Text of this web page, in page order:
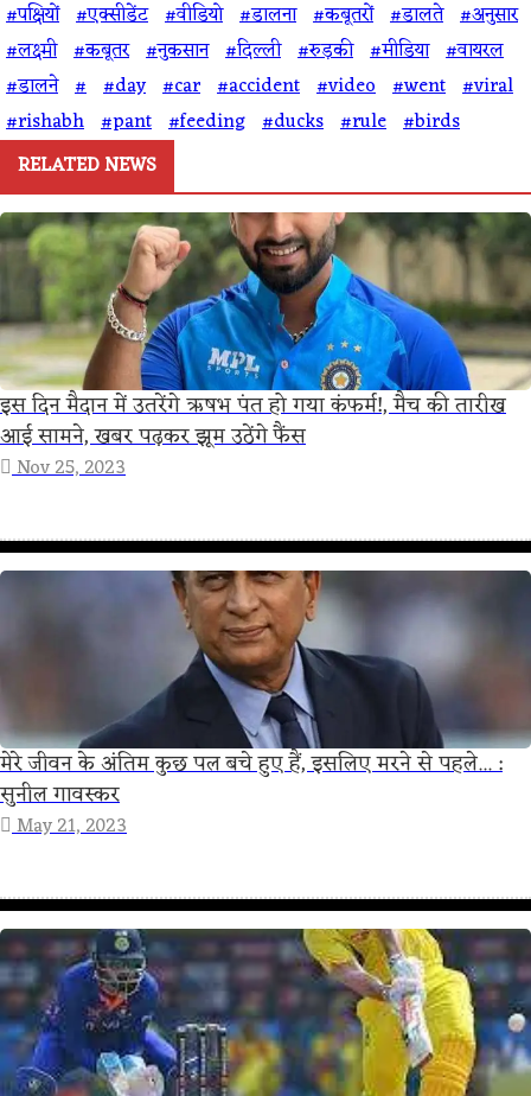
#पक्षियों #एक्सीडेंट #वीडियो #डालना #कबूतरों #डालते #अनुसार
#लक्ष्मी #कबूतर #नुकसान #दिल्ली #रुड़की #मीडिया #वायरल
#डालने # #day #car #accident #video #went #viral
#rishabh #pant #feeding #ducks #rule #birds
RELATED NEWS
इस दिन मैदान में उतरेंगे ऋषभ पंत हो गया कंफर्म!, मैच की तारीख
आई सामने, खबर पढ़कर झूम उठेंगे फैंस
Nov 25, 2023
मेरे जीवन के अंतिम कुछ पल बचे हुए हैं, इसलिए मरने से पहले... :
सुनील गावस्कर
May 21, 2023